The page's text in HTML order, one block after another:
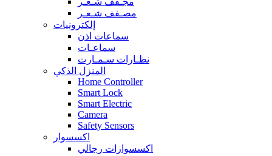
مصـفف شـعـر
إلكترونيات
سماعات اذن
سماعـات
نظـارات سـمـارت
المنزل الذكي
Home Controller
Smart Lock
Smart Electric
Camera
Safety Sensors
اكسسوار
اكسسوارات رجالي